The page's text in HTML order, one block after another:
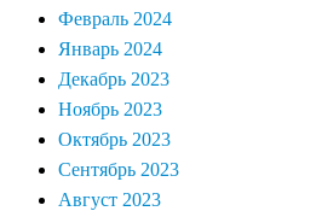
Февраль 2024
Январь 2024
Декабрь 2023
Ноябрь 2023
Октябрь 2023
Сентябрь 2023
Август 2023